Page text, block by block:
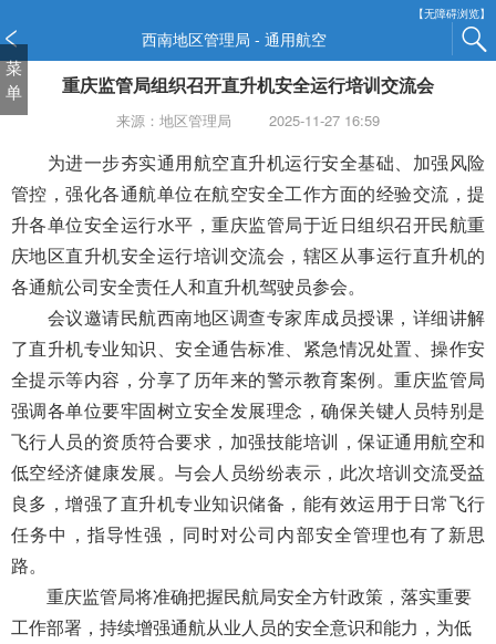
【无障碍浏览】
西南地区管理局 - 通用航空
菜
单
重庆监管局组织召开直升机安全运行培训交流会
来源：地区管理局 2025-11-27 16:59
为进一步夯实通用航空直升机运行安全基础、加强风险
管控，强化各通航单位在航空安全工作方面的经验交流，提
升各单位安全运行水平，重庆监管局于近日组织召开民航重
庆地区直升机安全运行培训交流会，辖区从事运行直升机的
各通航公司安全责任人和直升机驾驶员参会。
会议邀请民航西南地区调查专家库成员授课，详细讲解
了直升机专业知识、安全通告标准、紧急情况处置、操作安
全提示等内容，分享了历年来的警示教育案例。重庆监管局
强调各单位要牢固树立安全发展理念，确保关键人员特别是
飞行人员的资质符合要求，加强技能培训，保证通用航空和
低空经济健康发展。与会人员纷纷表示，此次培训交流受益
良多，增强了直升机专业知识储备，能有效运用于日常飞行
任务中，指导性强，同时对公司内部安全管理也有了新思
路。
重庆监管局将准确把握民航局安全方针政策，落实重要
工作部署，持续增强通航从业人员的安全意识和能力，为低
窗
口
打
碍
说
明
页
面,
波
浪
键
开
导
盲
模
式